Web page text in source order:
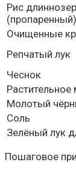
Рис
(пропаренный)
Очищенные
Репчатый лук
Чеснок
Растительное
Молотый
Соль
Зелёный лук
Пошаговое